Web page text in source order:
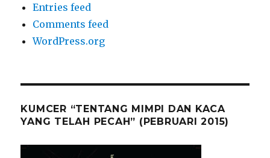
Entries feed
Comments feed
WordPress.org
KUMCER “TENTANG MIMPI DAN KACA
YANG TELAH PECAH” (PEBRUARI 2015)